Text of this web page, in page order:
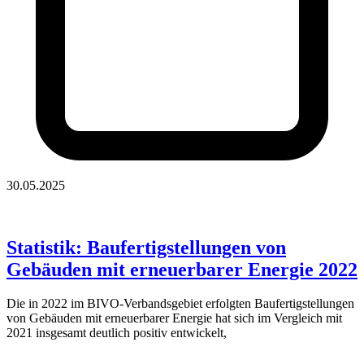
30.05.2025
Statistik: Baufertigstellungen von
Gebäuden mit erneuerbarer Energie 2022
Die in 2022 im BIVO-Verbandsgebiet erfolgten Baufertigstellungen
von Gebäuden mit erneuerbarer Energie hat sich im Vergleich mit
2021 insgesamt deutlich positiv entwickelt,